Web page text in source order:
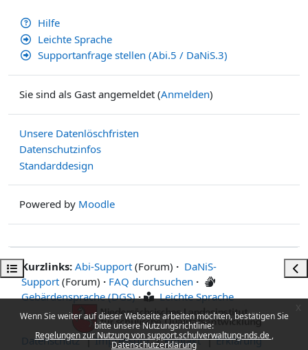
Wenn Sie weiter auf dieser Webseite arbeiten möchten, bestätigen Sie
bitte unsere Nutzungsrichtlinie:
Regelungen zur Nutzung von support.schulverwaltung-nds.de
Datenschutzerklärung
Kursindex öffnen
Hilfe
Leichte Sprache
Supportanfrage stellen (Abi.5 / DaNiS.3)
Sie sind als Gast angemeldet (Anmelden)
Unsere Datenlöschfristen
Datenschutzinfos
Standarddesign
Powered by Moodle
Kurzlinks: Abi-Support (Forum) · DaNiS-
Support (Forum) · FAQ durchsuchen ·
Gebärdensprache (DGS) · Leichte Sprache
Datenschutz Impressum Kontakt
Erklärung